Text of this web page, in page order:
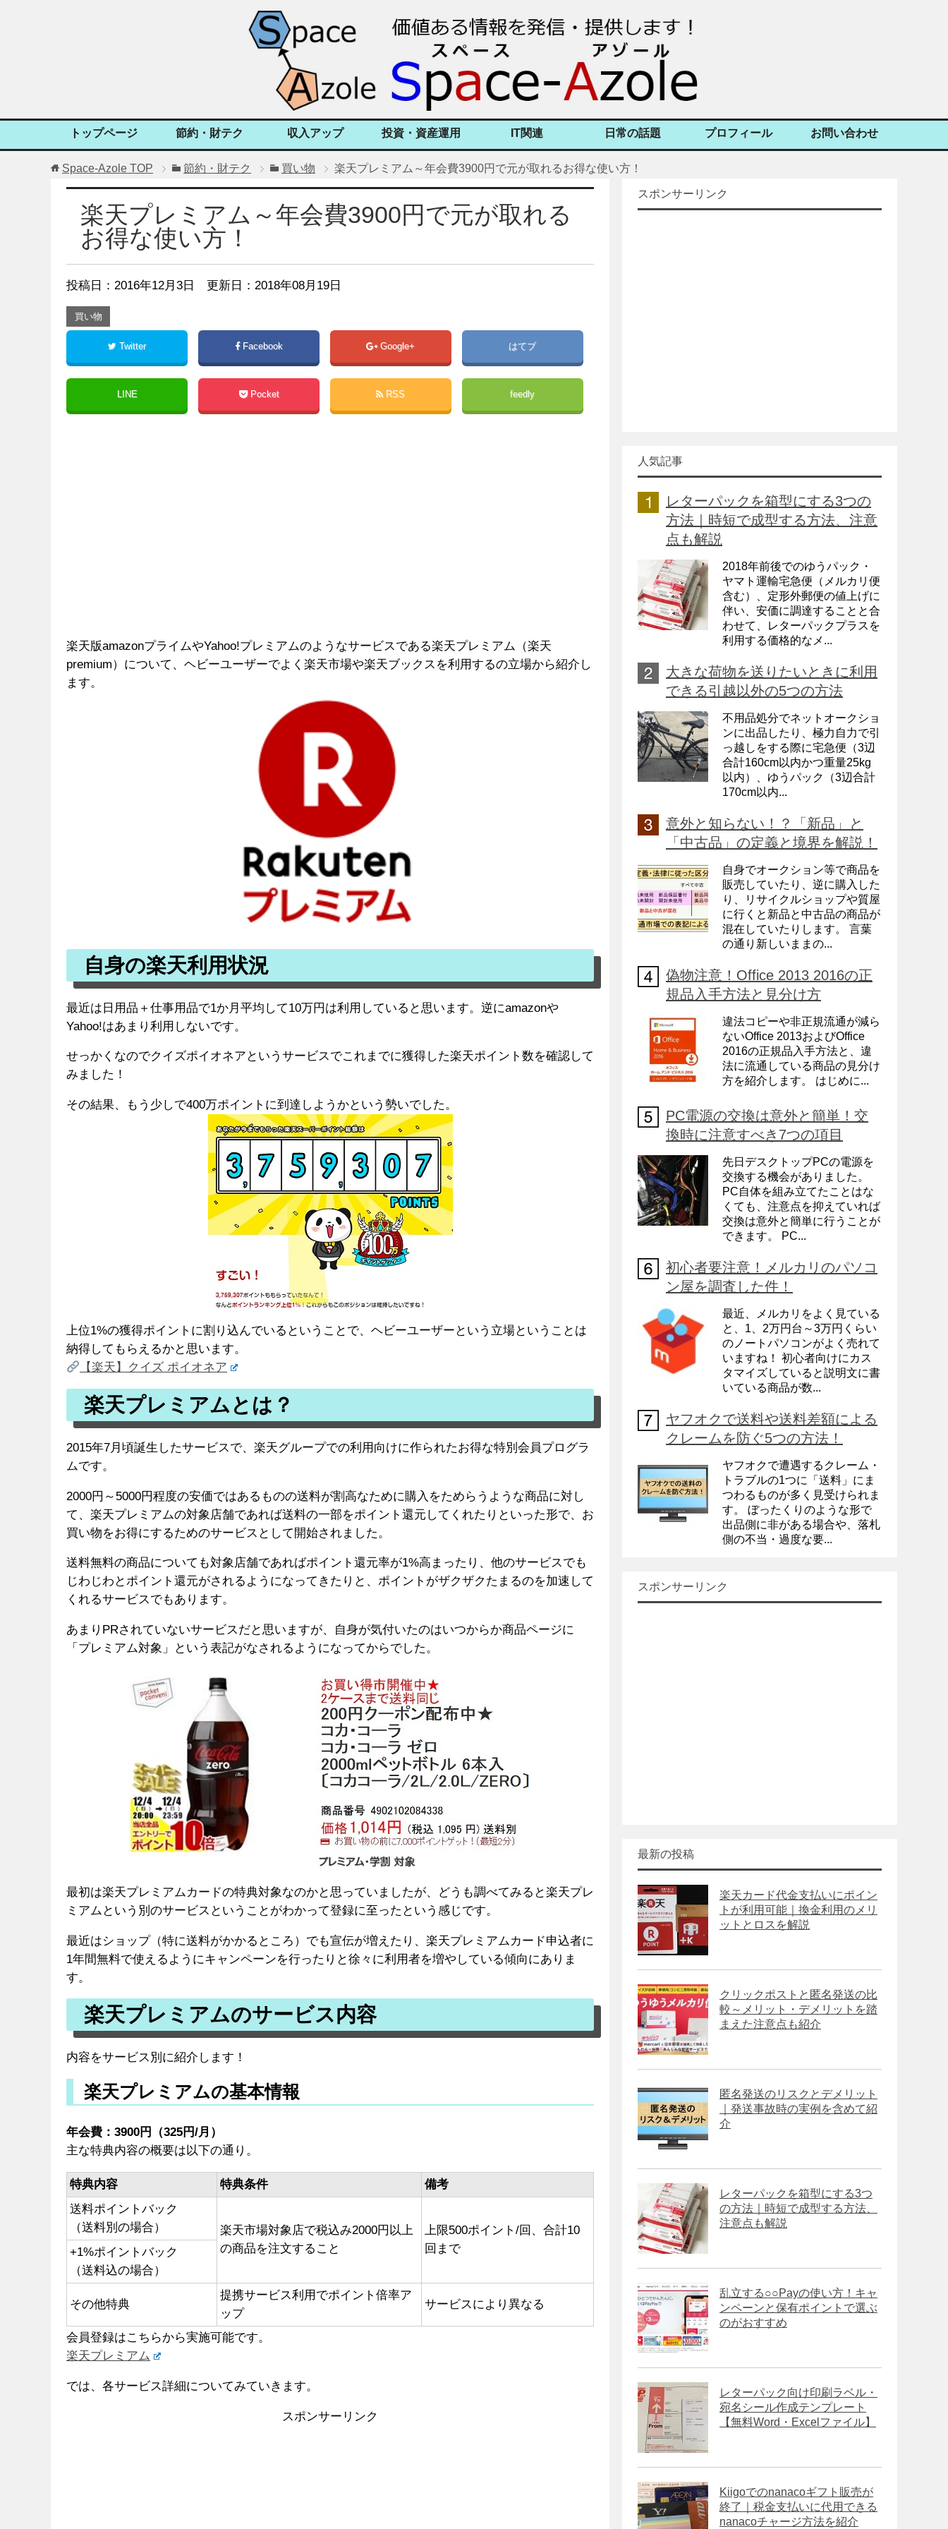
トップページ 節約・財テク 収入アップ 投資・資産運用 IT関連 日常の話題 プロフィール お問い合わせ
Space-Azole TOP 節約・財テク 買い物 楽天プレミアム～年会費3900円で元が取れるお得な使い方！
楽天プレミアム～年会費3900円で元が取れる
お得な使い方！
投稿日： 2016年12月3日 更新日：2018年08月19日
買い物
Twitter Facebook Google+ はてブ
LINE Pocket RSS feedly
楽天版amazonプライムやYahoo!プレミアムのようなサービスである楽天プレミアム（楽天
premium）について、ヘビーユーザーでよく楽天市場や楽天ブックスを利用するの立場から紹介し
ます。
自身の楽天利用状況
最近は日用品＋仕事用品で1か月平均して10万円は利用していると思います。逆にamazonや
Yahoo!はあまり利用しないです。
せっかくなのでクイズポイオネアというサービスでこれまでに獲得した楽天ポイント数を確認して
みました！
その結果、もう少しで400万ポイントに到達しようかという勢いでした。
上位1%の獲得ポイントに割り込んでいるということで、ヘビーユーザーという立場ということは
納得してもらえるかと思います。
【楽天】クイズ ポイオネア
楽天プレミアムとは？
2015年7月頃誕生したサービスで、楽天グループでの利用向けに作られたお得な特別会員プログラ
ムです。
2000円～5000円程度の安価ではあるものの送料が割高なために購入をためらうような商品に対し
て、楽天プレミアムの対象店舗であれば送料の一部をポイント還元してくれたりといった形で、お
買い物をお得にするためのサービスとして開始されました。
送料無料の商品についても対象店舗であればポイント還元率が1%高まったり、他のサービスでも
じわじわとポイント還元がされるようになってきたりと、ポイントがザクザクたまるのを加速して
くれるサービスでもあります。
あまりPRされていないサービスだと思いますが、自身が気付いたのはいつからか商品ページに
「プレミアム対象」という表記がなされるようになってからでした。
最初は楽天プレミアムカードの特典対象なのかと思っていましたが、どうも調べてみると楽天プレ
ミアムという別のサービスということがわかって登録に至ったという感じです。
最近はショップ（特に送料がかかるところ）でも宣伝が増えたり、楽天プレミアムカード申込者に
1年間無料で使えるようにキャンペーンを行ったりと徐々に利用者を増やしている傾向にありま
す。
楽天プレミアムのサービス内容
内容をサービス別に紹介します！
楽天プレミアムの基本情報
年会費：3900円（325円/月）
主な特典内容の概要は以下の通り。
特典内容 特典条件
備考
送料ポイントバック
（送料別の場合）
楽天市場対象店で税込み2000円以上
の商品を注文すること
上限500ポイント/回、合計10
回まで
+1%ポイントバック
（送料込の場合）
その他特典
提携サービス利用でポイント倍率ア
ップ
サービスにより異なる
会員登録はこちらから実施可能です。
楽天プレミアム
では、各サービス詳細についてみていきます。
スポンサーリンク
スポンサーリンク
人気記事
レターパックを箱型にする3つの
方法｜時短で成型する方法、注意
点も解説
2018年前後でのゆうパック・
ヤマト運輸宅急便（メルカリ便
含む）、定形外郵便の値上げに
伴い、安価に調達することと合
わせて、レターパックプラスを
利用する価格的なメ...
大きな荷物を送りたいときに利用
できる引越以外の5つの方法
不用品処分でネットオークショ
ンに出品したり、極力自力で引
っ越しをする際に宅急便（3辺
合計160cm以内かつ重量25kg
以内）、ゆうパック（3辺合計
170cm以内...
意外と知らない！？「新品」と
「中古品」の定義と境界を解説！
自身でオークション等で商品を
販売していたり、逆に購入した
り、リサイクルショップや質屋
に行くと新品と中古品の商品が
混在していたりします。 言葉
の通り新しいままの...
偽物注意！Office 2013 2016の正
規品入手方法と見分け方
違法コピーや非正規流通が減ら
ないOffice 2013およびOffice
2016の正規品入手方法と、違
法に流通している商品の見分け
方を紹介します。 はじめに...
PC電源の交換は意外と簡単！交
換時に注意すべき7つの項目
先日デスクトップPCの電源を
交換する機会がありました。
PC自体を組み立てたことはな
くても、注意点を抑えていれば
交換は意外と簡単に行うことが
できます。 PC...
初心者要注意！メルカリのパソコ
ン屋を調査した件！
最近、メルカリをよく見ている
と、1、2万円台～3万円くらい
のノートパソコンがよく売れて
いますね！ 初心者向けにカス
タマイズしていると説明文に書
いている商品が数...
ヤフオクで送料や送料差額による
クレームを防ぐ5つの方法！
ヤフオクで遭遇するクレーム・
トラブルの1つに「送料」にま
つわるものが多く見受けられま
す。 ぼったくりのような形で
出品側に非がある場合や、落札
側の不当・過度な要...
スポンサーリンク
最新の投稿
楽天カード代金支払いにポイン
トが利用可能｜換金利用のメリ
ットとロスを解説
クリックポストと匿名発送の比
較～メリット・デメリットを踏
まえた注意点も紹介
匿名発送のリスクとデメリット
｜発送事故時の実例を含めて紹
介
レターパックを箱型にする3つ
の方法｜時短で成型する方法、
注意点も解説
乱立する○○Payの使い方！キャ
ンペーンと保有ポイントで選ぶ
のがおすすめ
レターパック向け印刷ラベル・
宛名シール作成テンプレート
【無料Word・Excelファイル】
Kiigoでのnanacoギフト販売が
終了｜税金支払いに代用できる
nanacoチャージ方法を紹介